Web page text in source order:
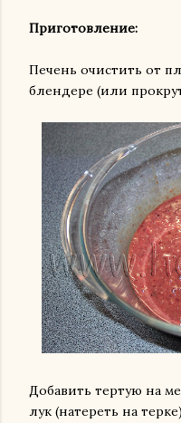
Приготовление:
Печень очистить от
блендере (или
Добавить тертую на
лук (натереть на